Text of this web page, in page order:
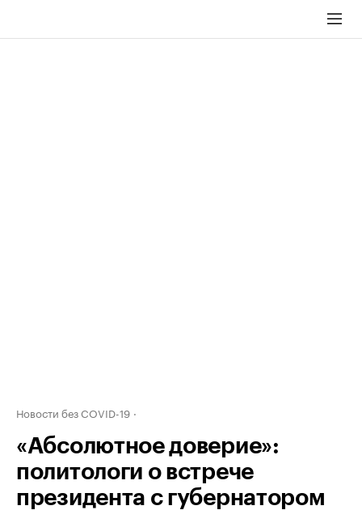
Новости без COVID-19
«Абсолютное доверие»:
политологи о встрече
президента с губернатором